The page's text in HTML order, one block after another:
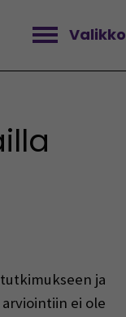
Valikko
Avaa valikko
ja
ei ole